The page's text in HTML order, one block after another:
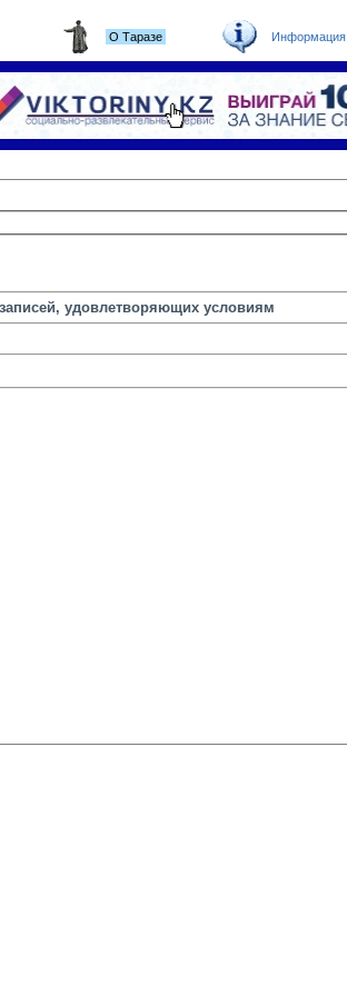
О Таразе Информация
удовлетворяющих условиям